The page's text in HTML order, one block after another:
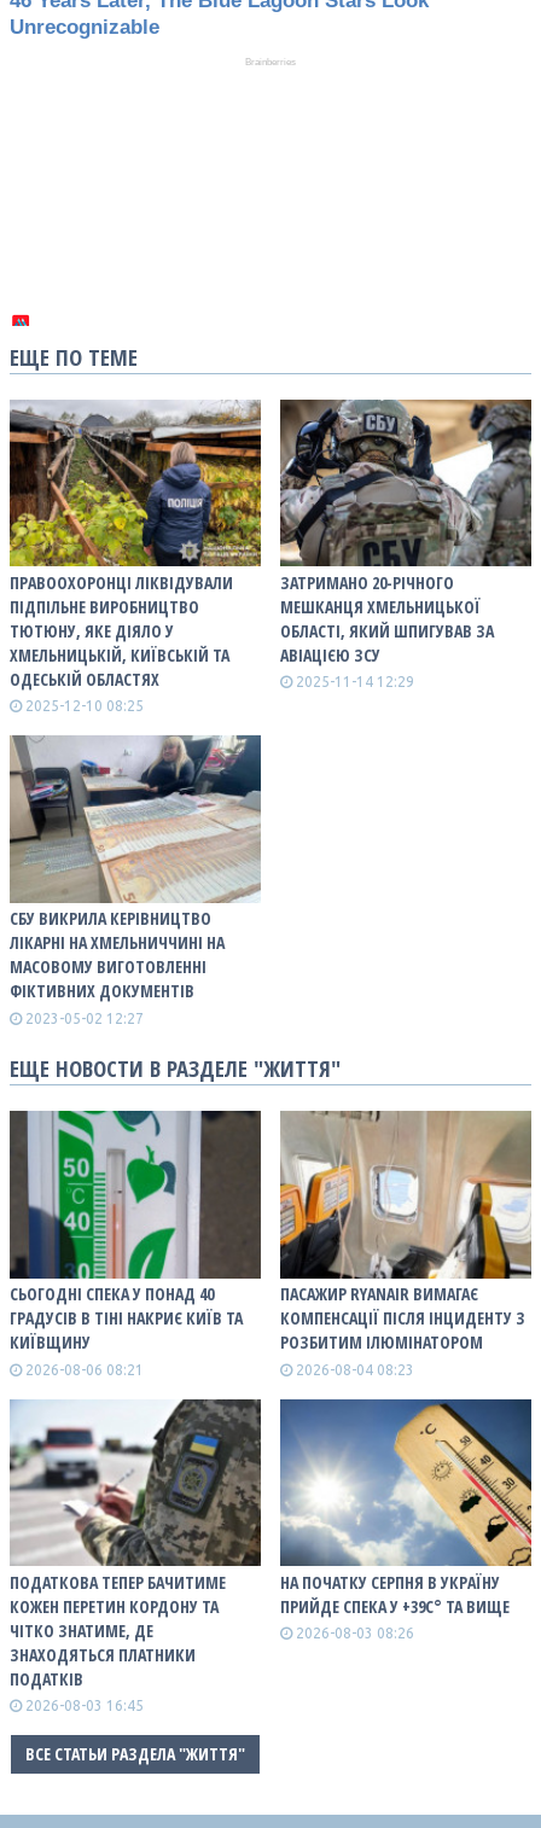
ЕЩЕ ПО ТЕМЕ
ПРАВООХОРОНЦІ ЛІКВІДУВАЛИ
ПІДПІЛЬНЕ ВИРОБНИЦТВО
ТЮТЮНУ, ЯКЕ ДІЯЛО У
ХМЕЛЬНИЦЬКІЙ, КИЇВСЬКІЙ ТА
ОДЕСЬКІЙ ОБЛАСТЯХ
2025-12-10 08:25
ЗАТРИМАНО 20-РІЧНОГО
МЕШКАНЦЯ ХМЕЛЬНИЦЬКОЇ
ОБЛАСТІ, ЯКИЙ ШПИГУВАВ ЗА
АВІАЦІЄЮ ЗCУ
2025-11-14 12:29
СБУ ВИКРИЛА КЕРІВНИЦТВО
ЛІКАРНІ НА ХМЕЛЬНИЧЧИНІ НА
МАСОВОМУ ВИГОТОВЛЕННІ
ФІКТИВНИХ ДОКУМЕНТІВ
2023-05-02 12:27
ЕЩЕ НОВОСТИ В РАЗДЕЛЕ "ЖИТТЯ"
СЬОГОДНІ СПЕКА У ПОНАД 40
ГРАДУСІВ В ТІНІ НАКРИЄ КИЇВ ТА
КИЇВЩИНУ
2026-08-06 08:21
ПАСАЖИР RYANAIR ВИМАГАЄ
КОМПЕНСАЦІЇ ПІСЛЯ ІНЦИДЕНТУ З
РОЗБИТИМ ІЛЮМІНАТОРОМ
2026-08-04 08:23
ПОДАТКОВА ТЕПЕР БАЧИТИМЕ
КОЖЕН ПЕРЕТИН КОРДОНУ ТА
ЧІТКО ЗНАТИМЕ, ДЕ
ЗНАХОДЯТЬСЯ ПЛАТНИКИ
ПОДАТКІВ
2026-08-03 16:45
НА ПОЧАТКУ СЕРПНЯ В УКРАЇНУ
ПРИЙДЕ СПЕКА У +39С° ТА ВИЩЕ
2026-08-03 08:26
ВСЕ СТАТЬИ РАЗДЕЛА "ЖИТТЯ"